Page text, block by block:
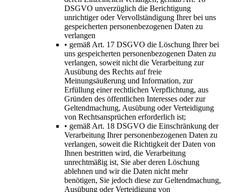
DSGVO unverzüglich die Berichtigung
unrichtiger oder Vervollständigung Ihrer bei uns
gespeicherten personenbezogenen Daten zu
verlangen
• gemäß Art. 17 DSGVO die Löschung Ihrer bei
uns gespeicherten personenbezogenen Daten zu
verlangen, soweit nicht die Verarbeitung zur
Ausübung des Rechts auf freie
Meinungsäußerung und Information, zur
Erfüllung einer rechtlichen Verpflichtung, aus
Gründen des öffentlichen Interesses oder zur
Geltendmachung, Ausübung oder Verteidigung
von Rechtsansprüchen erforderlich ist;
• gemäß Art. 18 DSGVO die Einschränkung der
Verarbeitung Ihrer personenbezogenen Daten zu
verlangen, soweit die Richtigkeit der Daten von
Ihnen bestritten wird, die Verarbeitung
unrechtmäßig ist, Sie aber deren Löschung
ablehnen und wir die Daten nicht mehr
benötigen, Sie jedoch diese zur Geltendmachung,
Ausübung oder Verteidigung von